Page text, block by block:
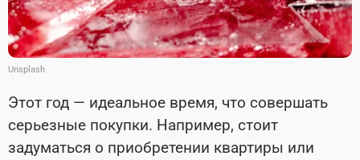
Unsplash
Этот год — идеальное время, что совершать
серьезные покупки. Например, стоит
задуматься о приобретении квартиры или